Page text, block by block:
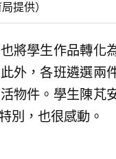
提供）
將學生作品轉化
外，各班遴選兩
物件。學生陳芃
別，也很感動。